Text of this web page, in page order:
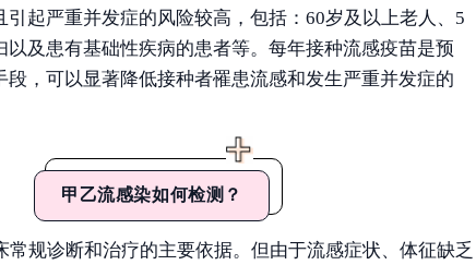
引起严重并发症的风险较高，包括：60岁及以上老人、5
以及患有基础性疾病的患者等。每年接种流感疫苗是预
段，可以显著降低接种者罹患流感和发生严重并发症的
甲乙流感染如何检测？
常规诊断和治疗的主要依据。但由于流感症状、体征缺乏